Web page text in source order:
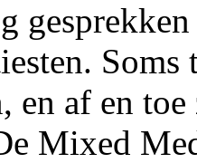
Soms
en af en
Mixed